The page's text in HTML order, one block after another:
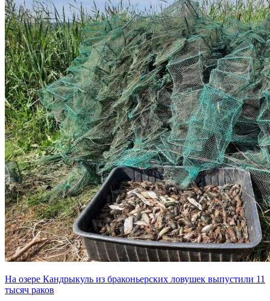
На озере Кандрыкуль из браконьерских ловушек выпустили 11
тысяч раков